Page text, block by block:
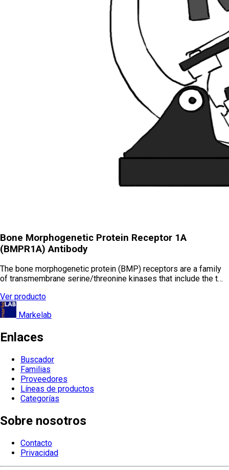
Bone Morphogenetic Protein Receptor 1A
(BMPR1A) Antibody
The bone morphogenetic protein (BMP) receptors are a family
of transmembrane serine/threonine kinases that include the t…
Ver producto
Markelab
Enlaces
Buscador
Familias
Proveedores
Líneas de productos
Categorías
Sobre nosotros
Contacto
Privacidad